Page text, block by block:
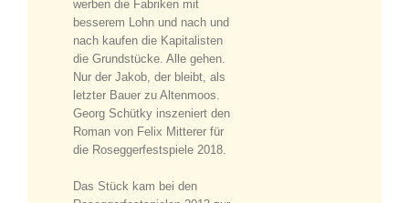
werben die Fabriken mit
besserem Lohn und nach und
nach kaufen die Kapitalisten
die Grundstücke. Alle gehen.
Nur der Jakob, der bleibt, als
letzter Bauer zu Altenmoos.
Georg Schütky inszeniert den
Roman von Felix Mitterer für
die Roseggerfestspiele 2018.
Das Stück kam bei den